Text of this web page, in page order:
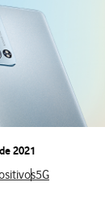
2021
relacionados
notas de prensa
Ver más
5G